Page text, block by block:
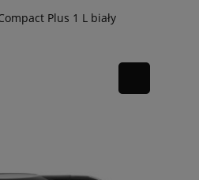
Plus 1 L biały